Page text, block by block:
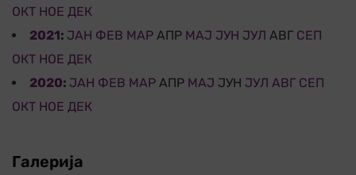
ОКТ НОЕ ДЕК
2021: ЈАН ФЕВ МАР АПР МАЈ ЈУН ЈУЛ АВГ СЕП
ОКТ НОЕ ДЕК
2020: ЈАН ФЕВ МАР АПР МАЈ ЈУН ЈУЛ АВГ СЕП
ОКТ НОЕ ДЕК
Галерија